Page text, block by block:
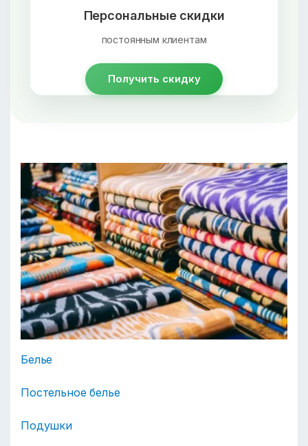
Персональные скидки
постоянным клиентам
Получить скидку
Белье
Постельное белье
Подушки